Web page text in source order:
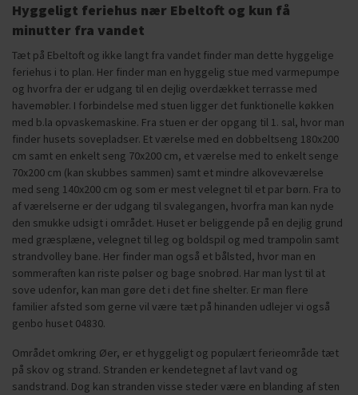
Hyggeligt feriehus nær Ebeltoft og kun få
minutter fra vandet
Tæt på Ebeltoft og ikke langt fra vandet finder man dette hyggelige
feriehus i to plan. Her finder man en hyggelig stue med varmepumpe
og hvorfra der er udgang til en dejlig overdækket terrasse med
havemøbler. I forbindelse med stuen ligger det funktionelle køkken
med b.la opvaskemaskine. Fra stuen er der opgang til 1. sal, hvor man
finder husets sovepladser. Et værelse med en dobbeltseng 180x200
cm samt en enkelt seng 70x200 cm, et værelse med to enkelt senge
70x200 cm (kan skubbes sammen) samt et mindre alkoveværelse
med seng 140x200 cm og som er mest velegnet til et par børn. Fra to
af værelserne er der udgang til svalegangen, hvorfra man kan nyde
den smukke udsigt i området. Huset er beliggende på en dejlig grund
med græsplæne, velegnet til leg og boldspil og med trampolin samt
strandvolley bane. Her finder man også et bålsted, hvor man en
sommeraften kan riste pølser og bage snobrød. Har man lyst til at
sove udenfor, kan man gøre det i det fine shelter. Er man flere
familier afsted som gerne vil være tæt på hinanden udlejer vi også
genbo huset 04830.
Området omkring Øer, er et hyggeligt og populært ferieområde tæt
på skov og strand. Stranden er kendetegnet af lavt vand og
sandstrand. Dog kan stranden visse steder være en blanding af sten